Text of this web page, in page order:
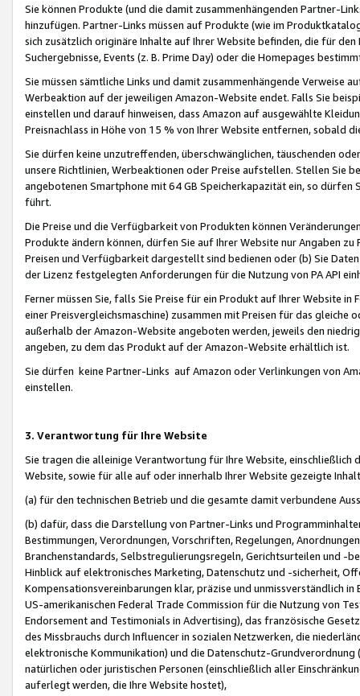
Sie können Produkte (und die damit zusammenhängenden Partner-
hinzufügen. Partner-Links müssen auf Produkte (wie im
sich zusätzlich originäre Inhalte auf Ihrer Website befinden, die für
Suchergebnisse, Events (z. B. Prime Day) oder die Homepages
Sie müssen sämtliche Links und damit zusammenhängende
Werbeaktion auf der jeweiligen Amazon-Website endet. Falls Sie
einstellen und darauf hinweisen, dass Amazon auf ausgewählte
Preisnachlass in Höhe von 15 % von Ihrer Website entfernen, sobald
Sie dürfen keine unzutreffenden, überschwänglichen, täuschenden
unsere Richtlinien, Werbeaktionen oder Preise aufstellen. Stellen Sie
angebotenen Smartphone mit 64 GB Speicherkapazität ein, so dürfen
führt.
Die Preise und die Verfügbarkeit von Produkten können
Produkte ändern können, dürfen Sie auf Ihrer Website nur Angaben
Preisen und Verfügbarkeit dargestellt sind bedienen oder (b) Sie
der Lizenz festgelegten Anforderungen für die Nutzung von PA API
Ferner müssen Sie, falls Sie Preise für ein Produkt auf Ihrer Website
einer Preisvergleichsmaschine) zusammen mit Preisen für das
außerhalb der Amazon-Website angeboten werden, jeweils den
angeben, zu dem das Produkt auf der Amazon-Website erhältlich ist.
Sie dürfen keine Partner-Links auf Amazon oder Verlinkungen von
einstellen.
3. Verantwortung für Ihre Website
Sie tragen die alleinige Verantwortung für Ihre Website,
Website, sowie für alle auf oder innerhalb Ihrer Website gezeigte
(a) für den technischen Betrieb und die gesamte damit verbundene
(b) dafür, dass die Darstellung von Partner-Links und
Bestimmungen, Verordnungen, Vorschriften, Regelungen,
Branchenstandards, Selbstregulierungsregeln, Gerichtsurteilen und -
Hinblick auf elektronisches Marketing, Datenschutz und -sicherheit,
Kompensationsvereinbarungen klar, präzise und unmissverständlich
US-amerikanischen Federal Trade Commission für die Nutzung von
Endorsement and Testimonials in Advertising), das französische
des Missbrauchs durch Influencer in sozialen Netzwerken, die
elektronische Kommunikation) und die Datenschutz-
natürlichen oder juristischen Personen (einschließlich aller
auferlegt werden, die Ihre Website hostet),